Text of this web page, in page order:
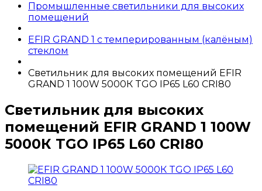
Промышленные светильники для высоких
помещений
EFIR GRAND 1 с темперированным (калёным)
стеклом
Светильник для высоких помещений EFIR
GRAND 1 100W 5000К TGO IP65 L60 CRI80
Светильник для высоких
помещений EFIR GRAND 1 100W
5000К TGO IP65 L60 CRI80